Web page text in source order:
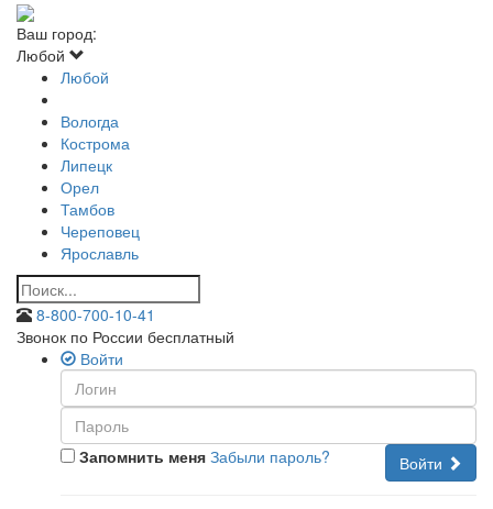
Ваш город:
Любой
Любой
Вологда
Кострома
Липецк
Орел
Тамбов
Череповец
Ярославль
8-800-700-10-41
Звонок по России бесплатный
Войти
Запомнить меня Войти
Забыли пароль?